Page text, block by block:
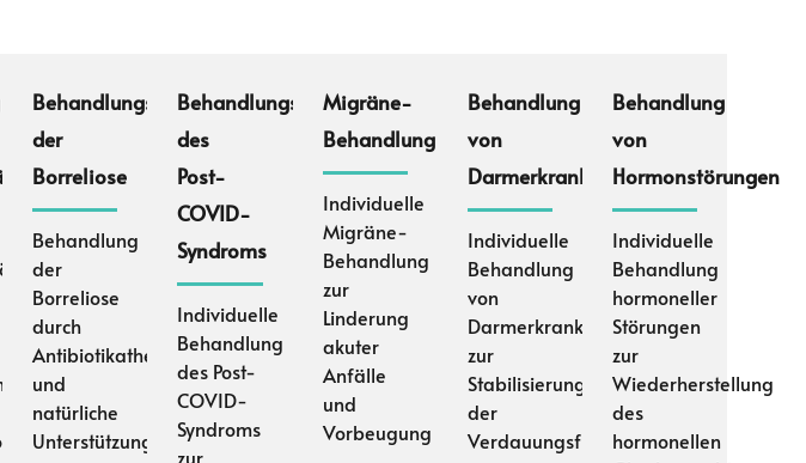
Behandlungsspektrum
der
Borreliose
Behandlung
der
Borreliose
durch
Antibiotikatherapie
und
natürliche
Unterstützung
Behandlungsspektrum
des
Post-
COVID-
Syndroms
Individuelle
Behandlung
des Post-
COVID-
Syndroms
zur
Migräne-
Behandlung
Individuelle
Migräne-
Behandlung
zur
Linderung
akuter
Anfälle
und
Vorbeugung
Behandlung
von
Darmerkrankungen
Individuelle
Behandlung
von
Darmerkrankungen
zur
Stabilisierung
der
Verdauungsfunktion
Behandlung
von
Hormonstörungen
Individuelle
Behandlung
hormoneller
Störungen
zur
Wiederherstellung
des
hormonellen